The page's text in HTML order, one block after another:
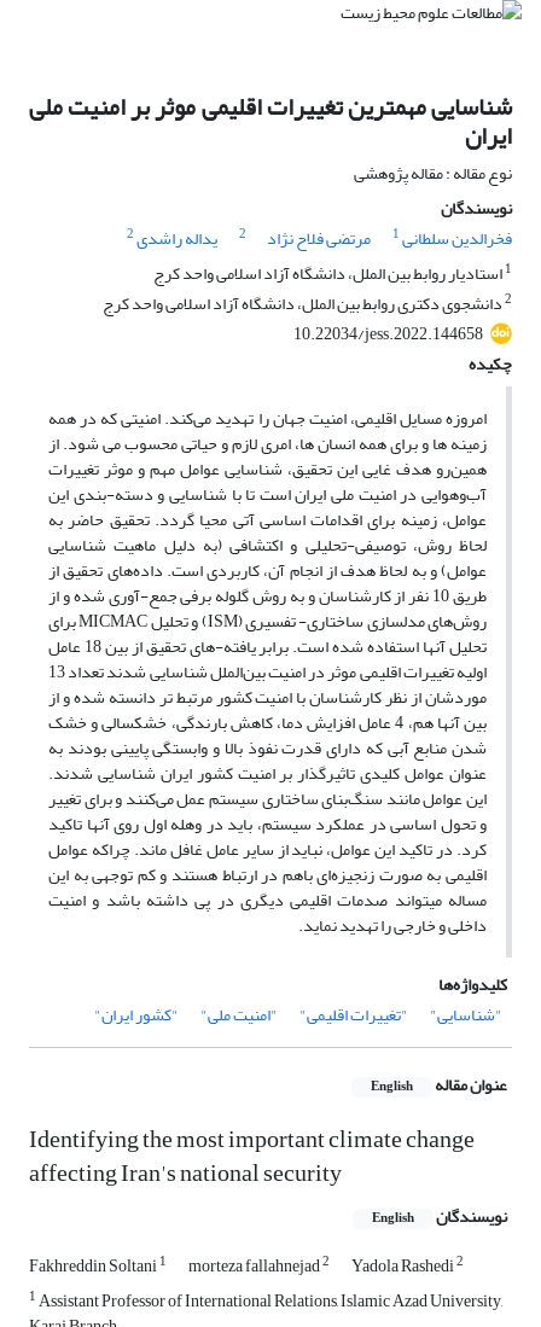
شناسایی مهمترین تغییرات اقلیمی موثر بر امنیت ملی
ایران
نوع مقاله : مقاله پژوهشی
نویسندگان
فخرالدین سلطانی1 مرتضی فلاح نژاد 2 یداله راشدی2
1استادیار روابط بین الملل، دانشگاه آزاد اسلامی واحد کرج
2دانشجوی دکتری روابط بین الملل، دانشگاه آزاد اسلامی واحد کرج
10.22034/jess.2022.144658
چکیده
امروزه مسایل اقلیمی، امنیت جهان را تهدید می‌کند. امنیتی که در همه
زمینه ها و برای همه انسان ها، امری لازم و حیاتی محسوب می شود. از
همین‌رو هدف غایی این تحقیق، شناسایی عوامل مهم و موثر تغییرات
آب‌و‌هوایی در امنیت ملی ایران است تا با شناسایی و دسته-بندی این
عوامل، زمینه برای اقدامات اساسی آتی محیا گردد. تحقیق حاضر به
لحاظ روش، توصیفی-تحلیلی و اکتشافی (به دلیل ماهیت شناسایی
عوامل) و به لحاظ هدف از انجام آن، کاربردی است. داده‌های تحقیق از
طریق 10 نفر از کارشناسان و به روش گلوله برفی جمع-آوری شده و از
روش‌های مدلسازی ساختاری- تفسیری (ISM) و تحلیل MICMAC برای
تحلیل آنها استفاده شده است. برابر یافته-های تحقیق از بین 18 عامل
اولیه تغییرات اقلیمی موثر در امنیت بین‌الملل شناسایی شدند تعداد 13
موردشان از نظر کارشناسان با امنیت کشور مرتبط تر دانسته شده و از
بین آنها هم، 4 عامل افزایش دما، کاهش بارندگی، خشکسالی و خشک
شدن منابع آبی که دارای قدرت نفوذ بالا و وابستگی پایینی بودند به
عنوان عوامل کلیدی تاثیرگذار بر امنیت کشور ایران شناسایی شدند.
این عوامل مانند سنگ‌بنای ساختاری سیستم عمل می‌کنند و برای تغییر
و تحول اساسی در عملکرد سیستم، باید در وهله اول روی آنها تاکید
کرد. در تاکید این عوامل، نباید از سایر عامل غافل ماند. چراکه عوامل
اقلیمی به صورت زنجیزه‌ای باهم در ارتباط هستند و کم توجهی به این
مساله میتواند صدمات اقلیمی دیگری در پی داشته باشد و امنیت
داخلی و خارجی را تهدید نماید.
کلیدواژه‌ها
"شناسایی"
"تغییرات اقلیمی" "امنیت ملی" "کشور ایران"
عنوان مقاله English
Identifying the most important climate change
affecting Iran's national security
نویسندگان English
Fakhreddin Soltani1 morteza fallahnejad2 Yadola Rashedi2
1Assistant Professor of International Relations, Islamic Azad University,